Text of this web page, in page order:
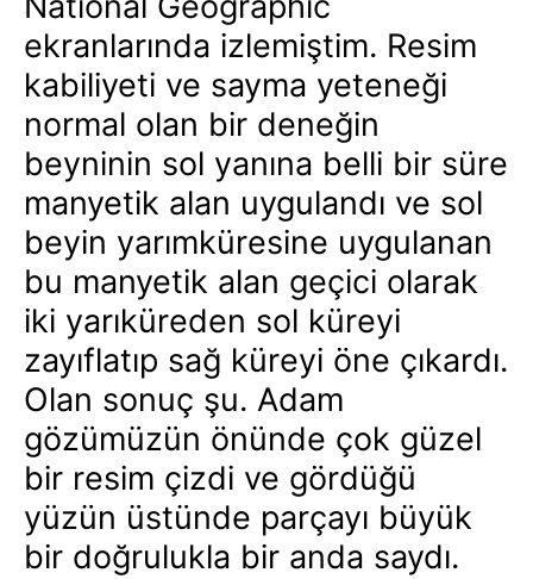
ekranlarında izlemiştim. Resim
kabiliyeti ve sayma yeteneği
normal olan bir deneğin
beyninin sol yanına belli bir süre
manyetik alan uygulandı ve sol
beyin yarımküresine uygulanan
bu manyetik alan geçici olarak
iki yarıküreden sol küreyi
zayıflatıp sağ küreyi öne çıkardı.
Olan sonuç şu. Adam
gözümüzün önünde çok güzel
bir resim çizdi ve gördüğü
yüzün üstünde parçayı büyük
bir doğrulukla bir anda saydı.